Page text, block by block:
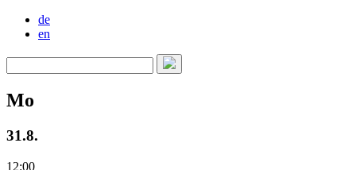
de
en
Mo
31.8.
12:00